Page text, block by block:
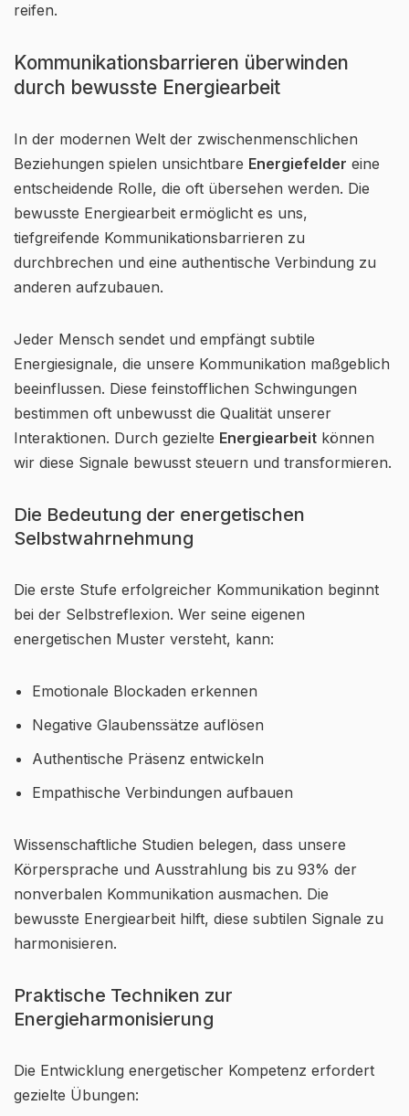
reifen.
Kommunikationsbarrieren überwinden
durch bewusste Energiearbeit
In der modernen Welt der zwischenmenschlichen
Beziehungen spielen unsichtbare Energiefelder eine
entscheidende Rolle, die oft übersehen werden. Die
bewusste Energiearbeit ermöglicht es uns,
tiefgreifende Kommunikationsbarrieren zu
durchbrechen und eine authentische Verbindung zu
anderen aufzubauen.
Jeder Mensch sendet und empfängt subtile
Energiesignale, die unsere Kommunikation maßgeblich
beeinflussen. Diese feinstofflichen Schwingungen
bestimmen oft unbewusst die Qualität unserer
Interaktionen. Durch gezielte Energiearbeit können
wir diese Signale bewusst steuern und transformieren.
Die Bedeutung der energetischen
Selbstwahrnehmung
Die erste Stufe erfolgreicher Kommunikation beginnt
bei der Selbstreflexion. Wer seine eigenen
energetischen Muster versteht, kann:
Emotionale Blockaden erkennen
Negative Glaubenssätze auflösen
Authentische Präsenz entwickeln
Empathische Verbindungen aufbauen
Wissenschaftliche Studien belegen, dass unsere
Körpersprache und Ausstrahlung bis zu 93% der
nonverbalen Kommunikation ausmachen. Die
bewusste Energiearbeit hilft, diese subtilen Signale zu
harmonisieren.
Praktische Techniken zur
Energieharmonisierung
Die Entwicklung energetischer Kompetenz erfordert
gezielte Übungen: